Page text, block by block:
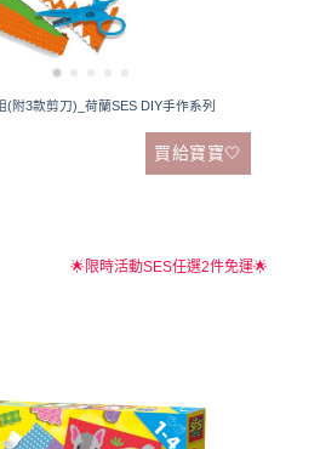
(附3款剪刀)_荷蘭SES DIY手作系列
買給寶寶🤍
🌟限時活動SES任選2件免運🌟